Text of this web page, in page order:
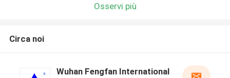
Osservi più
Circa noi
Wuhan Fengfan International